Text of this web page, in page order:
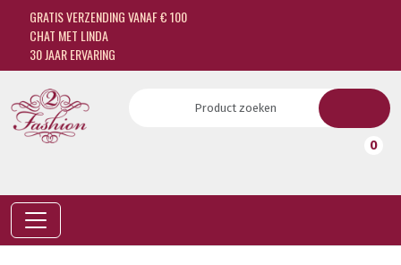
GRATIS VERZENDING VANAF € 100
CHAT MET LINDA
30 JAAR ERVARING
0